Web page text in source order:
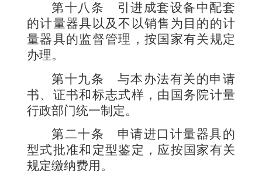
第十八条 引进成套设备中配套
的计量器具以及不以销售为目的的计
量器具的监督管理，按国家有关规定
办理。
第十九条 与本办法有关的申请
书、证书和标志式样，由国务院计量
行政部门统一制定。
第二十条 申请进口计量器具的
型式批准和定型鉴定，应按国家有关
规定缴纳费用。